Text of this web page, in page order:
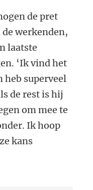
de pret
werkenden,
laatste
‘Ik vind het
heb superveel
de rest is hij
om mee te
Ik hoop
kans